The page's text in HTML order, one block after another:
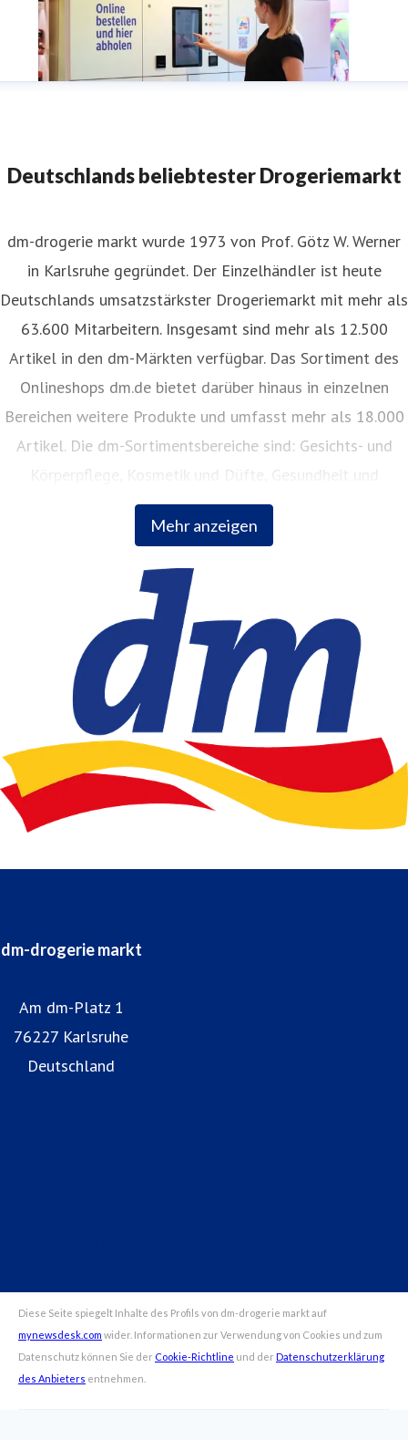
Deutschlands beliebtester Drogeriemarkt
Mehr anzeigen
dm-drogerie markt wurde 1973 von Prof. Götz W. Werner
in Karlsruhe gegründet. Der Einzelhändler ist heute
Deutschlands umsatzstärkster Drogeriemarkt mit mehr als
63.600 Mitarbeitern. Insgesamt sind mehr als 12.500
Artikel in den dm-Märkten verfügbar. Das Sortiment des
Onlineshops dm.de bietet darüber hinaus in einzelnen
Bereichen weitere Produkte und umfasst mehr als 18.000
Artikel. Die dm-Sortimentsbereiche sind: Gesichts- und
Körperpflege, Kosmetik und Düfte, Gesundheit und
Naturkost, Babynahrung, Babykleidung, Babypflege,
Haushalt, Foto, Hygieneartikel, Tiernahrung.
dm-drogerie markt
Am dm-Platz 1
76227 Karlsruhe
Deutschland